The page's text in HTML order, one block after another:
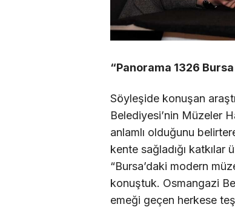
“Panorama 1326
Söyleşide konuşan
Belediyesi’nin Müzeler
anlamlı olduğunu
kente sağladığı
“Bursa’daki modern
konuştuk. Osmangazi
emeği geçen herkese